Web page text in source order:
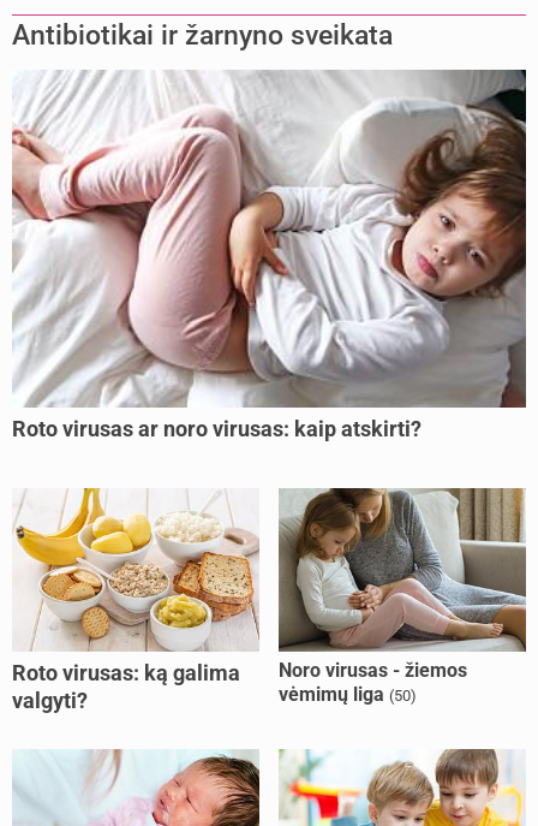
Antibiotikai ir žarnyno sveikata
Roto virusas ar noro virusas: kaip atskirti?
Roto virusas: ką galima
valgyti?
Noro virusas - žiemos
vėmimų liga (50)